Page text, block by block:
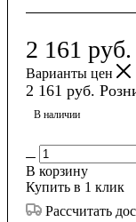
2 161 руб.
Варианты цен
2 161 руб.
В наличии
В корзину
Купить в 1 клик
Рассчитать